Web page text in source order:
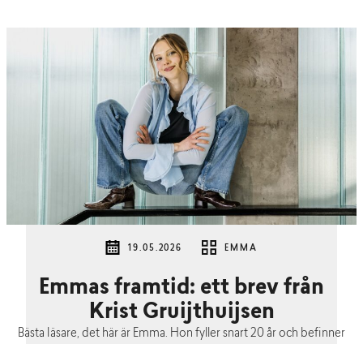
19.05.2026 EMMA
Emmas framtid: ett brev från
Krist Gruijthuijsen
Bästa läsare, det här är Emma. Hon fyller snart 20 år och befinner